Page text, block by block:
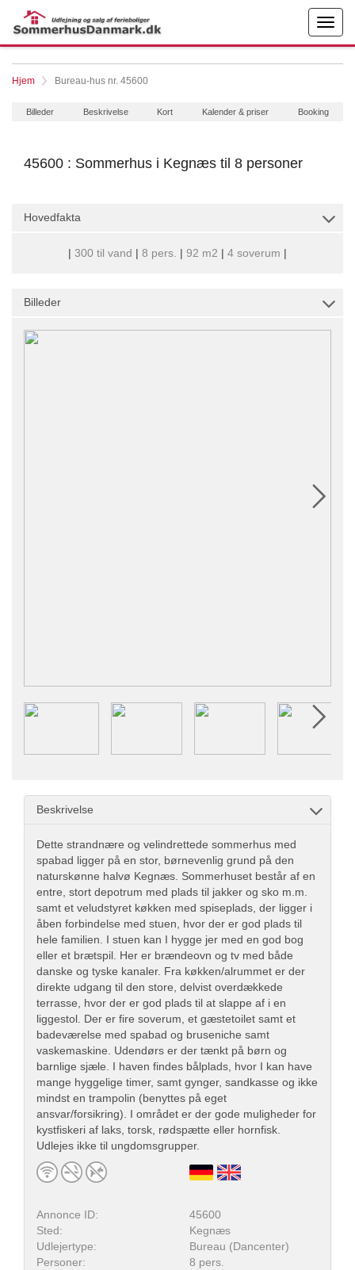
Hjem Bureau-hus nr. 45600
Billeder Beskrivelse Kort Kalender & priser Booking
45600 : Sommerhus i Kegnæs til 8 personer
Hovedfakta
| 300 til vand | 8 pers. | 92 m2 | 4 soverum |
Billeder
Beskrivelse
Dette strandnære og velindrettede sommerhus med
spabad ligger på en stor, børnevenlig grund på den
naturskønne halvø Kegnæs. Sommerhuset består af en
entre, stort depotrum med plads til jakker og sko m.m.
samt et veludstyret køkken med spiseplads, der ligger i
åben forbindelse med stuen, hvor der er god plads til
hele familien. I stuen kan I hygge jer med en god bog
eller et brætspil. Her er brændeovn og tv med både
danske og tyske kanaler. Fra køkken/alrummet er der
direkte udgang til den store, delvist overdækkede
terrasse, hvor der er god plads til at slappe af i en
liggestol. Der er fire soverum, et gæstetoilet samt et
badeværelse med spabad og bruseniche samt
vaskemaskine. Udendørs er der tænkt på børn og
barnlige sjæle. I haven findes bålplads, hvor I kan have
mange hyggelige timer, samt gynger, sandkasse og ikke
mindst en trampolin (benyttes på eget
ansvar/forsikring). I området er der gode muligheder for
kystfiskeri af laks, torsk, rødspætte eller hornfisk.
Udlejes ikke til ungdomsgrupper.
Annonce ID:
45600
Sted:
Kegnæs
Udlejertype:
Bureau (Dancenter)
Personer:
8 pers.